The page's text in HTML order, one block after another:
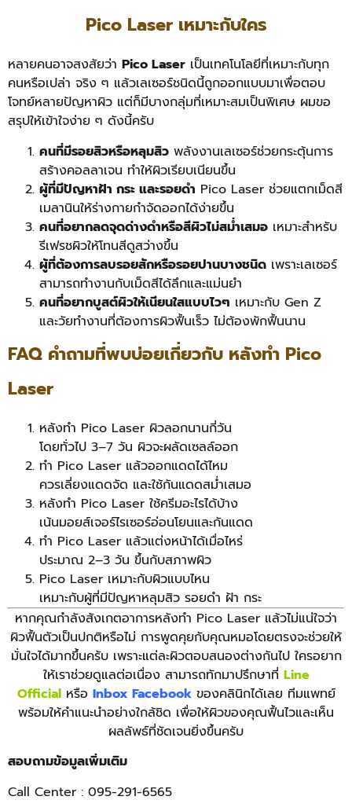
Pico Laser เหมาะกับใคร
หลายคนอาจสงสัยว่า Pico Laser เป็นเทคโนโลยีที่เหมาะกับทุก
คนหรือเปล่า จริง ๆ แล้วเลเซอร์ชนิดนี้ถูกออกแบบมาเพื่อตอบ
โจทย์หลายปัญหาผิว แต่ก็มีบางกลุ่มที่เหมาะสมเป็นพิเศษ ผมขอ
สรุปให้เข้าใจง่าย ๆ ดังนี้ครับ
คนที่มีรอยสิวหรือหลุมสิว พลังงานเลเซอร์ช่วยกระตุ้นการ
สร้างคอลลาเจน ทำให้ผิวเรียบเนียนขึ้น
ผู้ที่มีปัญหาฝ้า กระ และรอยดำ Pico Laser ช่วยแตกเม็ดสี
เมลานินให้ร่างกายกำจัดออกได้ง่ายขึ้น
คนที่อยากลดจุดด่างดำหรือสีผิวไม่สม่ำเสมอ เหมาะสำหรับ
รีเฟรชผิวให้โทนสีดูสว่างขึ้น
ผู้ที่ต้องการลบรอยสักหรือรอยปานบางชนิด เพราะเลเซอร์
สามารถทำงานกับเม็ดสีได้ลึกและแม่นยำ
คนที่อยากบูสต์ผิวให้เนียนใสแบบไวๆ เหมาะกับ Gen Z
และวัยทำงานที่ต้องการผิวฟื้นเร็ว ไม่ต้องพักฟื้นนาน
FAQ คำถามที่พบบ่อยเกี่ยวกับ หลังทํา Pico
Laser
หลังทำ Pico Laser ผิวลอกนานกี่วัน
โดยทั่วไป 3–7 วัน ผิวจะผลัดเซลล์ออก
ทำ Pico Laser แล้วออกแดดได้ไหม
ควรเลี่ยงแดดจัด และใช้กันแดดสม่ำเสมอ
หลังทำ Pico Laser ใช้ครีมอะไรได้บ้าง
เน้นมอยส์เจอร์ไรเซอร์อ่อนโยนและกันแดด
ทำ Pico Laser แล้วแต่งหน้าได้เมื่อไหร่
ประมาณ 2–3 วัน ขึ้นกับสภาพผิว
Pico Laser เหมาะกับผิวแบบไหน
เหมาะกับผู้ที่มีปัญหาหลุมสิว รอยดำ ฝ้า กระ
หากคุณกำลังสังเกตอาการหลังทำ Pico Laser แล้วไม่แน่ใจว่า
ผิวฟื้นตัวเป็นปกติหรือไม่ การพูดคุยกับคุณหมอโดยตรงจะช่วยให้
มั่นใจได้มากขึ้นครับ เพราะแต่ละผิวตอบสนองต่างกันไป ใครอยาก
ให้เราช่วยดูแลต่อเนื่อง สามารถทักมาปรึกษาที่ Line
Officialหรือ Inbox Facebookของคลินิกได้เลย ทีมแพทย์
พร้อมให้คำแนะนำอย่างใกล้ชิด เพื่อให้ผิวของคุณฟื้นไวและเห็น
ผลลัพธ์ที่ชัดเจนยิ่งขึ้นครับ
สอบถามข้อมูลเพิ่มเติม
Call Center : 095-291-6565